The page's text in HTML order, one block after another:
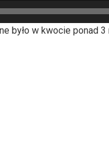
było w kwocie ponad